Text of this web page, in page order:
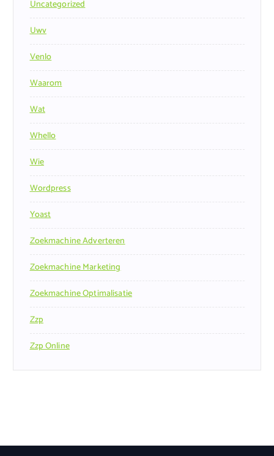
Uncategorized
Uwv
Venlo
Waarom
Wat
Whello
Wie
Wordpress
Yoast
Zoekmachine Adverteren
Zoekmachine Marketing
Zoekmachine Optimalisatie
Zzp
Zzp Online